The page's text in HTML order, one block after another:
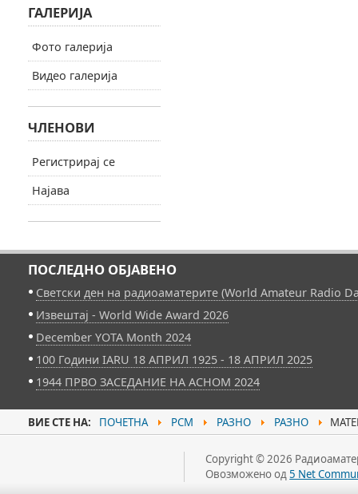
ГАЛЕРИЈА
Фото галерија
Видео галерија
ЧЛЕНОВИ
Регистрирај се
Најава
ПОСЛЕДНО ОБЈАВЕНО
Светски ден на радиоаматерите (World Amateur Radio
Извештај - World Wide Award 2026
December YOTA Month 2024
100 Години IARU 18 АПРИЛ 1925 - 18 АПРИЛ 2025
1944 ПРВО ЗАСЕДАНИЕ НА АСНОМ 2024
ВИЕ СТЕ НА: ПОЧЕТНА РСМ РАЗНО РАЗНО
Copyright © 2026
Овозможено од5 Net